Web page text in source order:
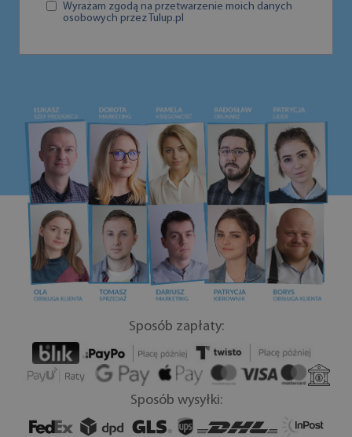
Wyrażam zgodą na przetwarzenie moich danych
osobowych przez Tulup.pl
Sposób zapłaty:
Sposób wysyłki: